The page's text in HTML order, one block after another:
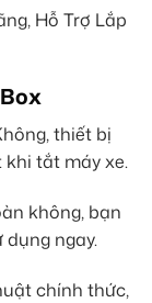
thiết bị
tắt máy xe.
không, bạn
ngay.
chính thức,